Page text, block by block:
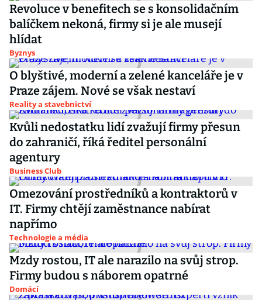
Revoluce v benefitech se s konsolidačním
balíčkem nekoná, firmy si je ale musejí
hlídat
Byznys
O blyštivé, moderní a zelené kanceláře je v
Praze zájem. Nové se však nestaví
Reality a stavebnictví
Kvůli nedostatku lidí zvažují firmy přesun
do zahraničí, říká ředitel personální
agentury
Business Club
Omezování prostředníků a kontraktorů v
IT. Firmy chtějí zaměstnance nabírat
napřímo
Technologie a média
Mzdy rostou, IT ale narazilo na svůj strop.
Firmy budou s náborem opatrné
Domácí